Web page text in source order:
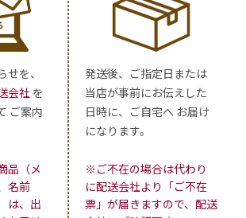
を、
会社 を
ご案内
品（メ
名前
は、出
発送後、ご指定日または
当店が事前にお伝えした
日時に、ご自宅へ お届け
になります。
※ご不在の場合は代わり
に配送会社より「ご不在
票」が届きますので、配送